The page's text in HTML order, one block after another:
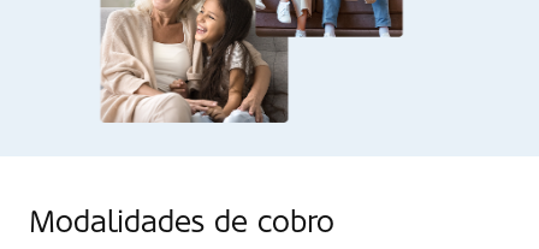
Modalidades de cobro